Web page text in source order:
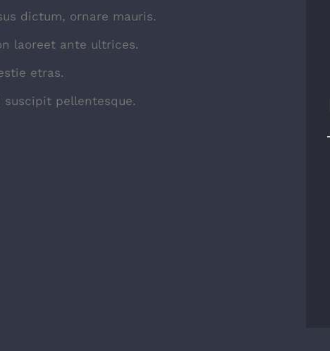
dictum, ornare mauris.
laoreet ante ultrices.
etras.
pellentesque.